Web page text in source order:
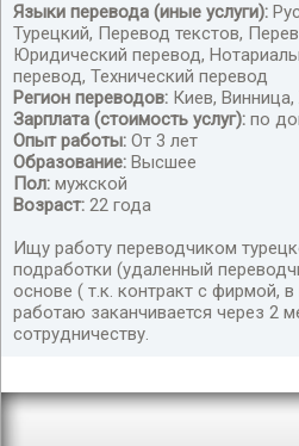
перевод с/на турецкий (ОР
Языки перевода (иные услуги):
Турецкий, Перевод текстов,
Юридический перевод,
перевод, Технический перевод
Регион переводов: Киев,
Зарплата (стоимость услуг): по
Опыт работы: От 3 лет
Образование: Высшее
Пол: мужской
Возраст: 22 года
Ищу работу переводчиком
подработки (удаленный
основе ( т.к. контракт с фирмой,
работаю заканчивается через 2
сотрудничеству.